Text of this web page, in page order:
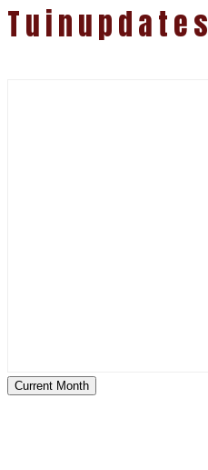
Tuinupdates
Current Month